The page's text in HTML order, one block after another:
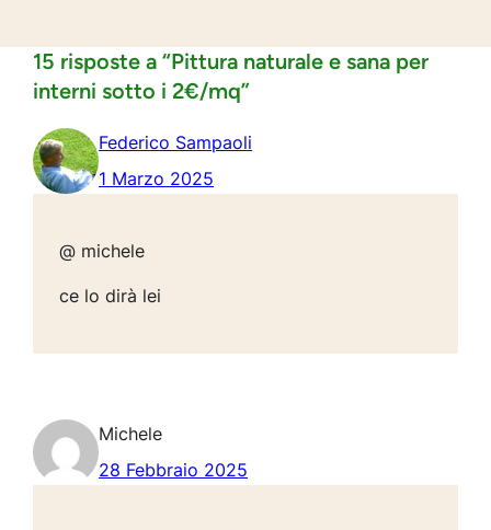
15 risposte a “Pittura naturale e sana per
interni sotto i 2€/mq”
Federico Sampaoli
1 Marzo 2025
@ michele
ce lo dirà lei
Michele
28 Febbraio 2025